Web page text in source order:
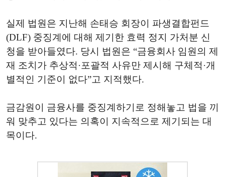
실제 법원은 지난해 손태승 회장이 파생결합펀드
(DLF) 중징계에 대해 제기한 효력 정지 가처분 신
청을 받아들였다. 당시 법원은 “금융회사 임원의 제
재 조치가 추상적·포괄적 사유만 제시해 구체적·개
별적인 기준이 없다”고 지적했다.
금감원이 금융사를 중징계하기로 정해놓고 법을 끼
워 맞추고 있다는 의혹이 지속적으로 제기되는 대
목이다.